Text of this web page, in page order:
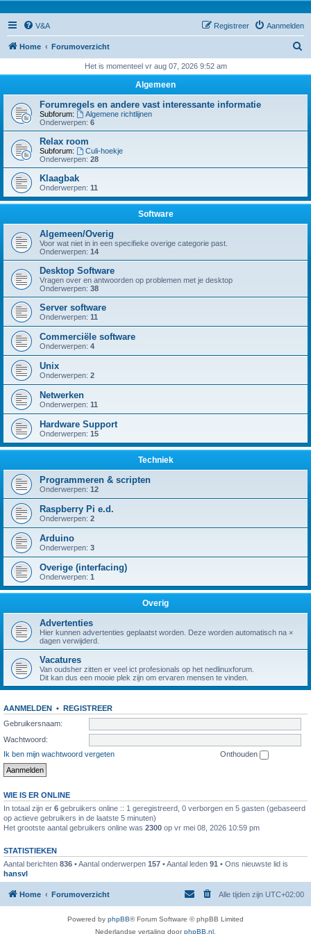
V&A Aanmelden
Registreer
Home Forumoverzicht
k
Het is momenteel vr aug 07, 2026 9:52 am
Algemeen
Forumregels en andere vast interessante informatie
Subforum:
Algemene richtlijnen
Onderwerpen: 6
Relax room
Subforum:
Culi-hoekje
Onderwerpen: 28
Klaagbak
Onderwerpen: 11
Software
Algemeen/Overig
Voor wat niet in in een specifieke overige categorie past.
Onderwerpen: 14
Desktop Software
Vragen over en antwoorden op problemen met je desktop
Onderwerpen: 38
Server software
Onderwerpen: 11
Commerciële software
Onderwerpen: 4
Unix
Onderwerpen: 2
Netwerken
Onderwerpen: 11
Hardware Support
Onderwerpen: 15
Techniek
Programmeren & scripten
Onderwerpen: 12
Raspberry Pi e.d.
Onderwerpen: 2
Arduino
Onderwerpen: 3
Overige (interfacing)
Onderwerpen: 1
Overig
Advertenties
Hier kunnen advertenties geplaatst worden. Deze worden automatisch na ×
dagen verwijderd.
Vacatures
Van oudsher zitten er veel ict profesionals op het nedlinuxforum.
Dit kan dus een mooie plek zijn om ervaren mensen te vinden.
AANMELDEN • REGISTREER
Gebruikersnaam:
Wachtwoord:
Ik ben mijn wachtwoord vergeten
Onthouden
WIE IS ER ONLINE
In totaal zijn er 6 gebruikers online :: 1 geregistreerd, 0 verborgen en 5 gasten (gebaseerd
op actieve gebruikers in de laatste 5 minuten)
Het grootste aantal gebruikers online was 2300 op vr mei 08, 2026 10:59 pm
STATISTIEKEN
Aantal berichten 836 • Aantal onderwerpen 157 • Aantal leden 91 • Ons nieuwste lid is
hansvl
Home Forumoverzicht Alle tijden zijn UTC+02:00
Powered by phpBB® Forum Software © phpBB Limited
Nederlandse vertaling doorphpBB.nl